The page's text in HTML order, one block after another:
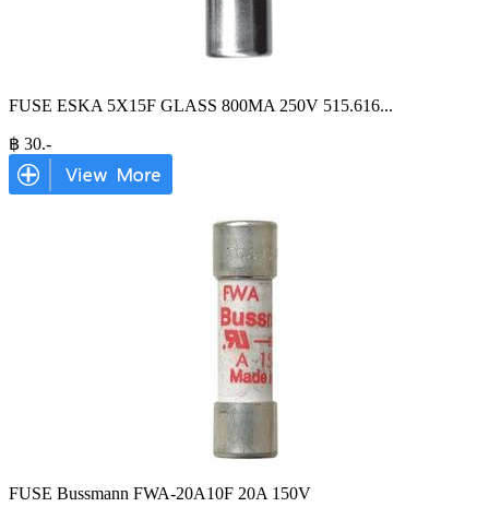
FUSE ESKA 5X15F GLASS 800MA 250V 515.616...
฿ 30.-
FUSE Bussmann FWA-20A10F 20A 150V